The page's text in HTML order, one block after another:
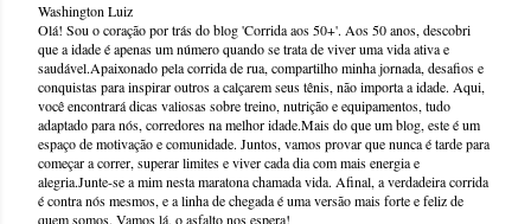
Washington Luiz
Olá! Sou o coração por trás do blog 'Corrida aos 50+'. Aos 50 anos, descobri
que a idade é apenas um número quando se trata de viver uma vida ativa e
saudável.Apaixonado pela corrida de rua, compartilho minha jornada, desafios e
conquistas para inspirar outros a calçarem seus tênis, não importa a idade. Aqui,
você encontrará dicas valiosas sobre treino, nutrição e equipamentos, tudo
adaptado para nós, corredores na melhor idade.Mais do que um blog, este é um
espaço de motivação e comunidade. Juntos, vamos provar que nunca é tarde para
começar a correr, superar limites e viver cada dia com mais energia e
alegria.Junte-se a mim nesta maratona chamada vida. Afinal, a verdadeira corrida
é contra nós mesmos, e a linha de chegada é uma versão mais forte e feliz de
quem somos. Vamos lá, o asfalto nos espera!